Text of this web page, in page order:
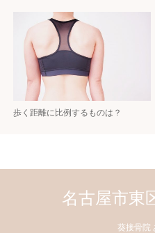
歩く距離に比例するものは？
名古屋市東
葵接骨院